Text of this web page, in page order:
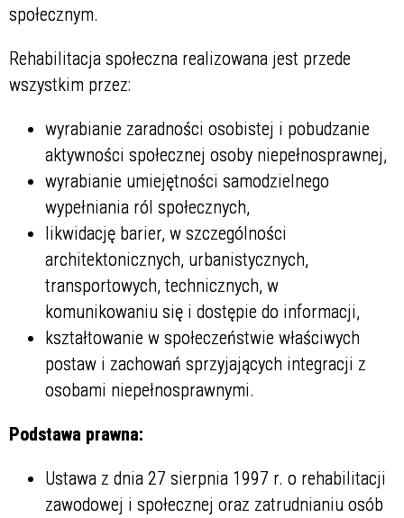
społecznym.
Rehabilitacja społeczna realizowana jest przede
wszystkim przez:
wyrabianie zaradności osobistej i pobudzanie
aktywności społecznej osoby niepełnosprawnej,
wyrabianie umiejętności samodzielnego
wypełniania ról społecznych,
likwidację barier, w szczególności
architektonicznych, urbanistycznych,
transportowych, technicznych, w
komunikowaniu się i dostępie do informacji,
kształtowanie w społeczeństwie właściwych
postaw i zachowań sprzyjających integracji z
osobami niepełnosprawnymi.
Podstawa prawna:
Ustawa z dnia 27 sierpnia 1997 r. o rehabilitacji
zawodowej i społecznej oraz zatrudnianiu osób